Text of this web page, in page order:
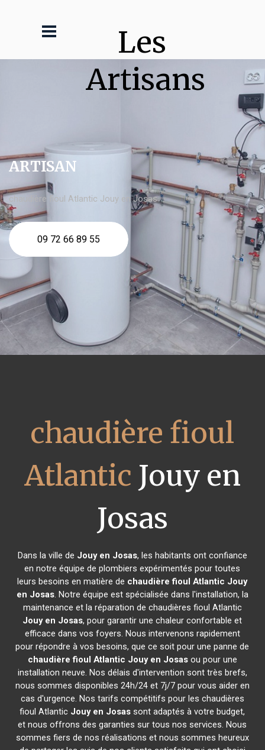
Les
Artisans
ARTISAN
chaudière fioul Atlantic Jouy en Josas
09 72 66 89 55
chaudière fioul
Atlantic Jouy en
Josas
Dans la ville de Jouy en Josas, les habitants ont confiance
en notre équipe de plombiers expérimentés pour toutes
leurs besoins en matière de chaudière fioul Atlantic Jouy
en Josas. Notre équipe est spécialisée dans l'installation, la
maintenance et la réparation de chaudières fioul Atlantic
Jouy en Josas, pour garantir une chaleur confortable et
efficace dans vos foyers. Nous intervenons rapidement
pour répondre à vos besoins, que ce soit pour une panne de
chaudière fioul Atlantic Jouy en Josasou pour une
installation neuve. Nos délais d'intervention sont très brefs,
nous sommes disponibles 24h/24 et 7j/7 pour vous aider en
cas d'urgence. Nos tarifs compétitifs pour les chaudières
fioul Atlantic Jouy en Josas sont adaptés à votre budget,
et nous offrons des garanties sur tous nos services. Nous
sommes fiers de nos réalisations et nous sommes heureux